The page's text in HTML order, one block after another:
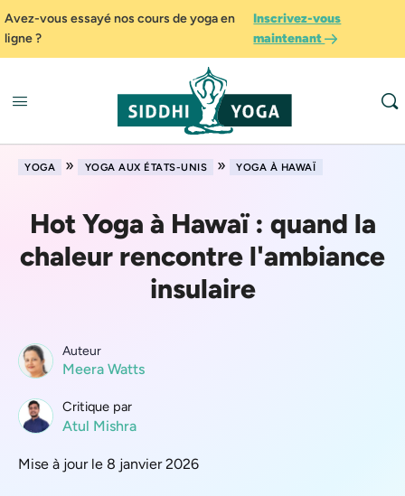
Avez-vous essayé nos cours de yoga en
ligne ?
Inscrivez-vous
maintenant
YOGA » YOGA AUX ÉTATS-UNIS » YOGA À HAWAÏ
Hot Yoga à Hawaï : quand la
chaleur rencontre l'ambiance
insulaire
Auteur
Meera Watts
Critique par
Atul Mishra
Mise à jour le 8 janvier 2026